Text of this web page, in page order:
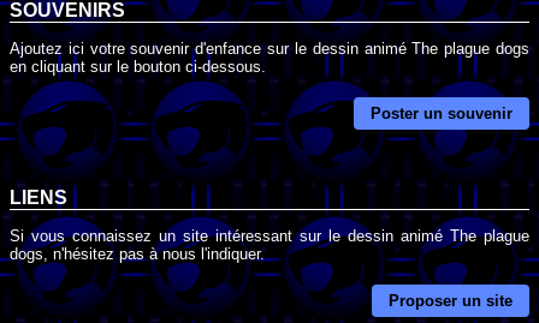
SOUVENIRS
Ajoutez ici votre souvenir d'enfance sur le dessin animé The plague dogs
en cliquant sur le bouton ci-dessous.
Poster un souvenir
LIENS
Si vous connaissez un site intéressant sur le dessin animé The plague
dogs, n'hésitez pas à nous l'indiquer.
Proposer un site